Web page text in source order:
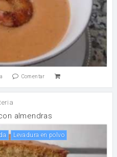
Comentar
almendras
levadura en polvo